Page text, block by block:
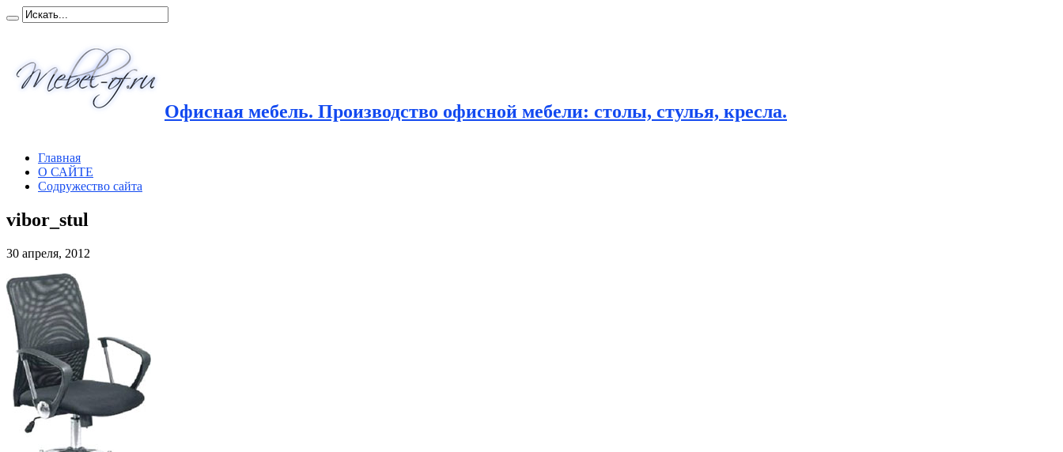
Офисная мебель. Производство офисной мебели: столы, стулья, кресла.
Главная
О САЙТЕ
Содружество сайта
vibor_stul
30 апреля, 2012